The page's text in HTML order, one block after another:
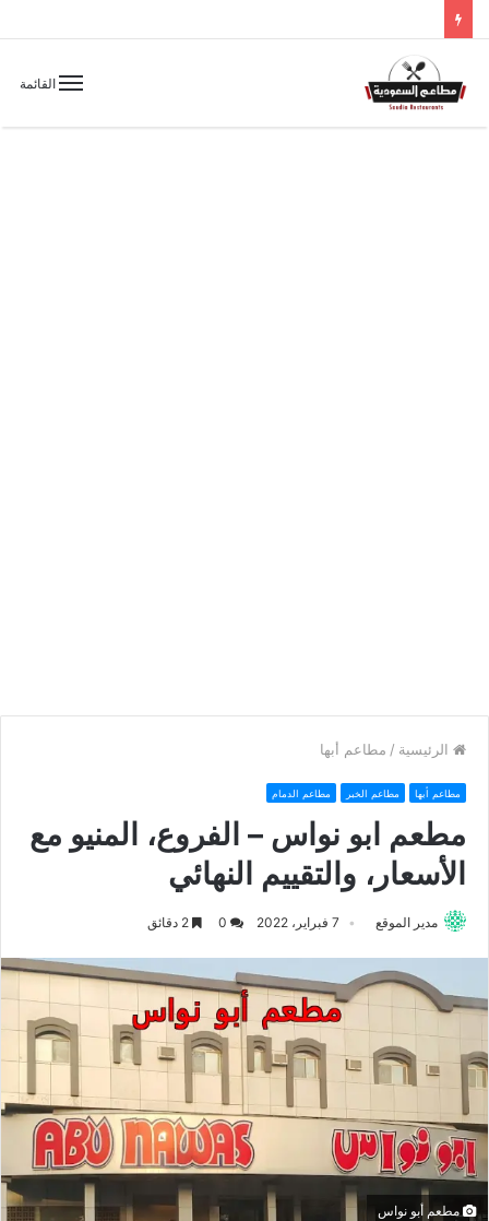
القائمة
الرئيسية / مطاعم أبها
مطاعم أبها مطاعم الخبر مطاعم الدمام
مطعم ابو نواس – الفروع، المنيو مع
الأسعار، والتقييم النهائي
مدير الموقع 7 فبراير، 2022
مطعم أبو نواس